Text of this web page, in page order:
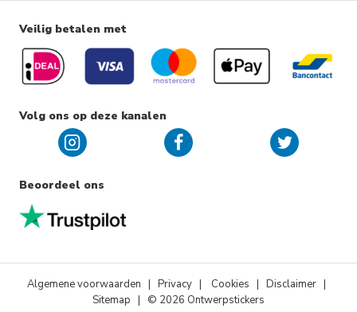
Veilig betalen met
Volg ons op deze kanalen
Beoordeel ons
Algemene voorwaarden | Privacy | Cookies | Disclaimer |
Sitemap | © 2026 Ontwerpstickers